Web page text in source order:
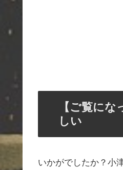
【ご覧に
しい
いかがでしたか？小